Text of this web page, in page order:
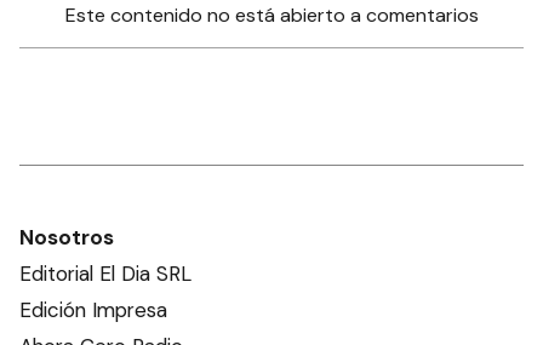
Este contenido no está abierto a comentarios
Nosotros
Editorial El Dia SRL
Edición Impresa